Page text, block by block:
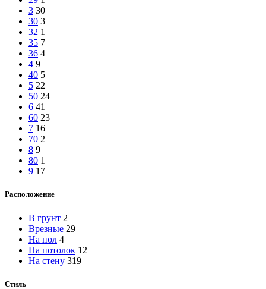
3 30
30 3
32 1
35 7
36 4
4 9
40 5
5 22
50 24
6 41
60 23
7 16
70 2
8 9
80 1
9 17
Расположение
В грунт 2
Врезные 29
На пол 4
На потолок 12
На стену 319
Стиль